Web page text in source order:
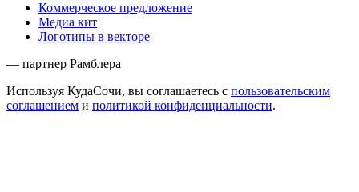
Коммерческое предложение
Медиа кит
Логотипы в векторе
— партнер Рамблера
Используя КудаСочи, вы соглашаетесь с пользовательским
соглашением и политикой конфиденциальности.